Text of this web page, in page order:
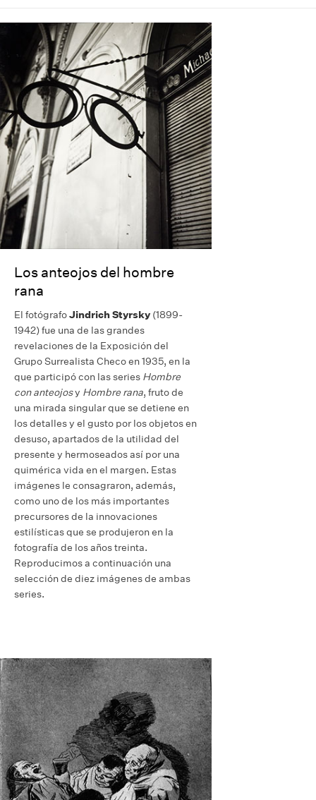
Los anteojos del hombre
rana
El fotógrafoJindrich Styrsky (1899-
1942) fue una de las grandes
revelaciones de la Exposición del
Grupo Surrealista Checo en 1935, en la
que participó con las series Hombre
con anteojosy Hombre rana, fruto de
una mirada singular que se detiene en
los detalles y el gusto por los objetos en
desuso, apartados de la utilidad del
presente y hermoseados así por una
quimérica vida en el margen. Estas
imágenes le consagraron, además,
como uno de los más importantes
precursores de la innovaciones
estilísticas que se produjeron en la
fotografía de los años treinta.
Reproducimos a continuación una
selección de diez imágenes de ambas
series.